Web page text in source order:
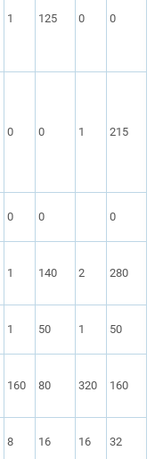
1 125 0 0
0 0 1 215
0 0 0
1 140 2 280
1 50 1 50
160 80 320 160
8 16 16 32